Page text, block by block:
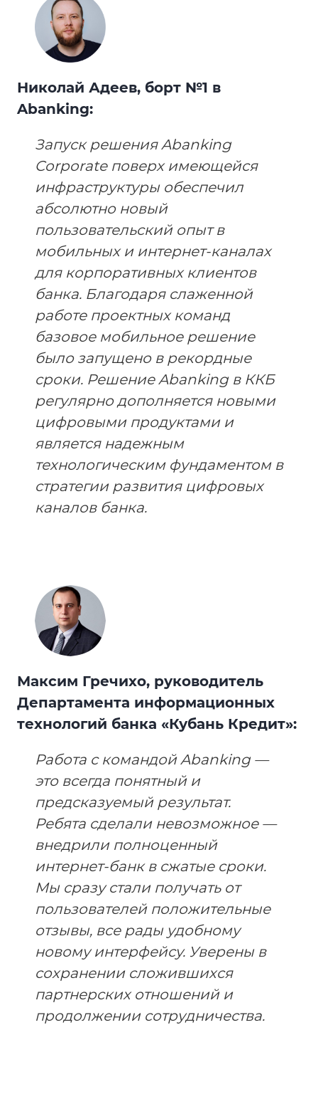
Николай Адеев, борт №1 в
Abanking:
Запуск решения Abanking
Corporate поверх имеющейся
инфраструктуры обеспечил
абсолютно новый
пользовательский опыт в
мобильных и интернет-каналах
для корпоративных клиентов
банка. Благодаря слаженной
работе проектных команд
базовое мобильное решение
было запущено в рекордные
сроки. Решение Abanking в ККБ
регулярно дополняется новыми
цифровыми продуктами и
является надежным
технологическим фундаментом в
стратегии развития цифровых
каналов банка.
Максим Гречихо, руководитель
Департамента информационных
технологий банка «Кубань Кредит»:
Работа с командой Abanking —
это всегда понятный и
предсказуемый результат.
Ребята сделали невозможное —
внедрили полноценный
интернет-банк в сжатые сроки.
Мы сразу стали получать от
пользователей положительные
отзывы, все рады удобному
новому интерфейсу. Уверены в
сохранении сложившихся
партнерских отношений и
продолжении сотрудничества.